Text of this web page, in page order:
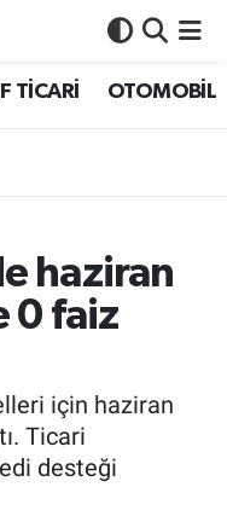
TİCARİ OTOMOBİL
haziran
0 faiz
için haziran
Ticari
desteği